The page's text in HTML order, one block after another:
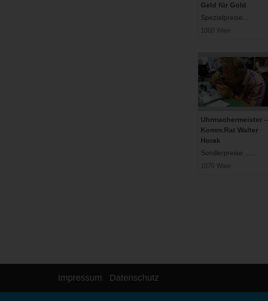
Geld für Gold
Spezialpreise...
1060 Wien
Uhrmachermeister –
Komm.Rat Walter
Horak
Sonderpreise ......
1070 Wien
Impressum Datenschutz